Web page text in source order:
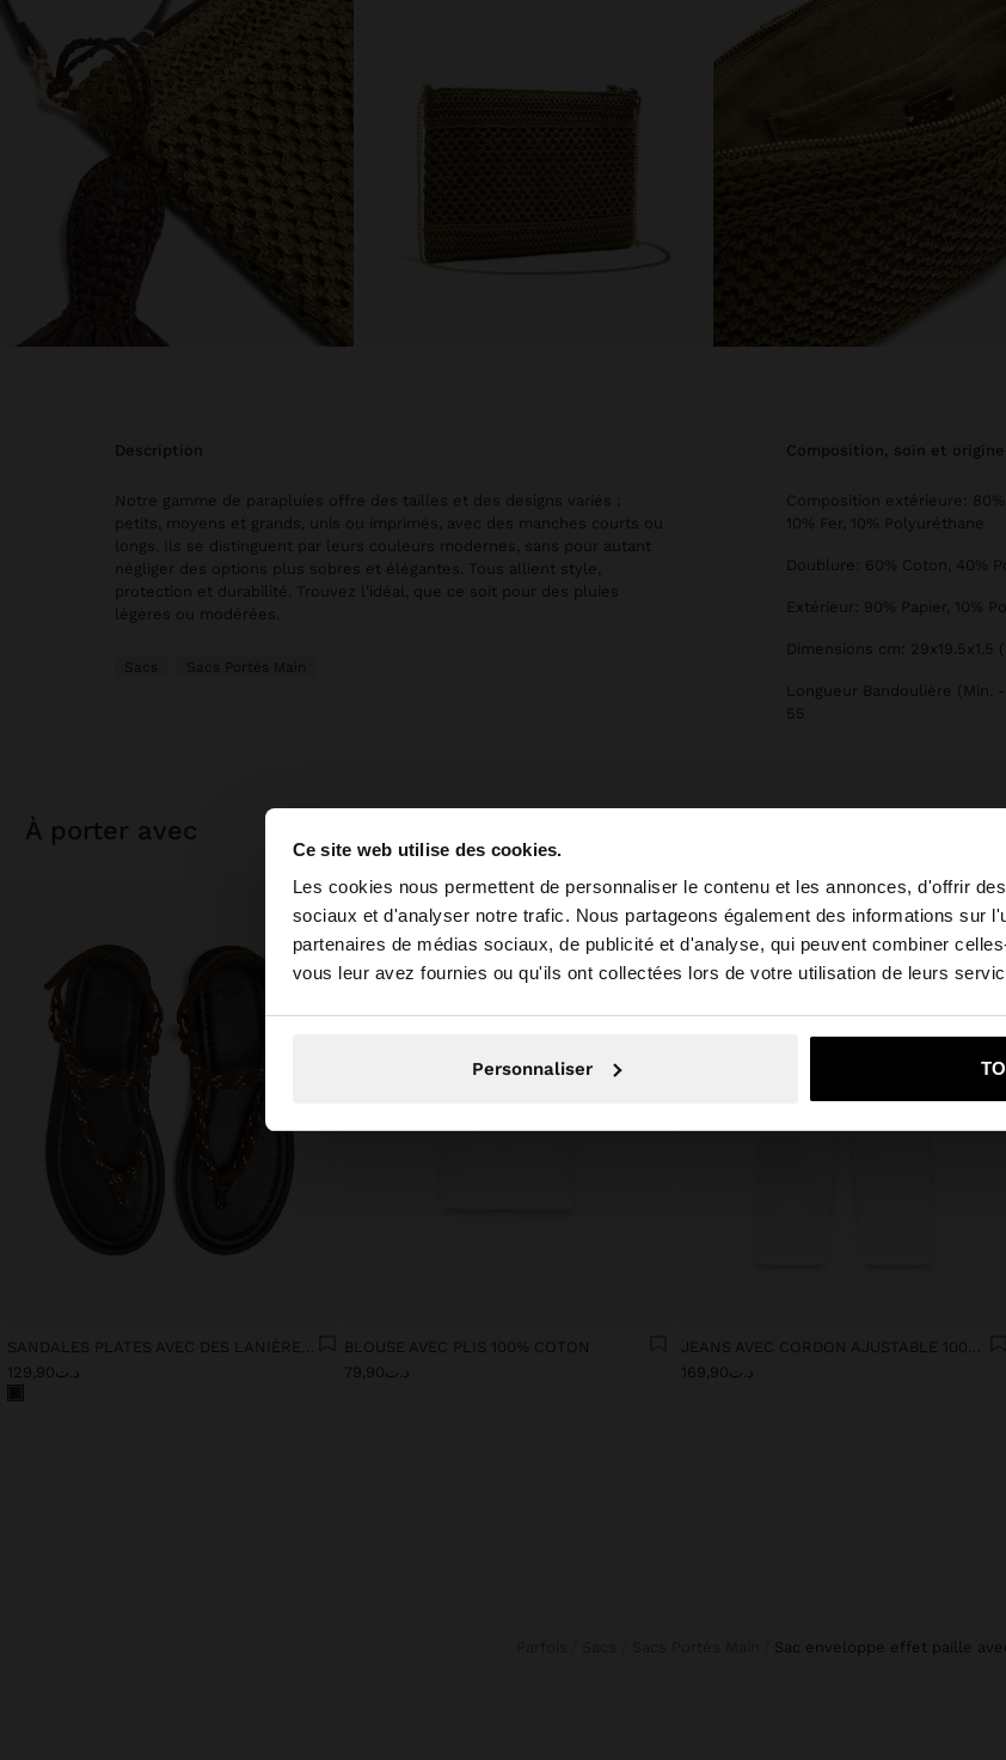
Ce site web utilise des cookies.
Les cookies nous permettent de personnaliser le contenu et les annonces, d'offrir
sociaux et d'analyser notre trafic. Nous partageons également des informations sur
partenaires de médias sociaux, de publicité et d'analyse, qui peuvent combiner
vous leur avez fournies ou qu'ils ont collectées lors de votre utilisation de leurs
Personnaliser
bonjour
Vous accédez au site depuis Tunisia. Voulez-vous parcourir notre site
Non, je souhaite rester sur Tunisia Oui,
description
Notre gamme de parapluies offre des tailles et des designs variés :
petits, moyens et grands, unis ou imprimés, avec des manches courts ou
longs. Ils se distinguent par leurs couleurs modernes, sans pour autant
négliger des options plus sobres et élégantes. Tous allient style,
protection et durabilité. Trouvez l'idéal, que ce soit pour des pluies
légères ou modérées.
Sacs Sacs Portés Main
composition, soin et origine
Composition extérieure: 80%
10% Fer, 10% Polyuréthane
Doublure: 60% Coton, 40%
Extérieur: 90% Papier, 10%
Dimensions cm: 29x19.5x1.5
Longueur Bandoulière (Min. -
55
à porter avec
د.ت129,90
BLOUSE AVEC PLIS 100% COTON
د.ت79,90
د.ت169,90
sac enveloppe effet paille